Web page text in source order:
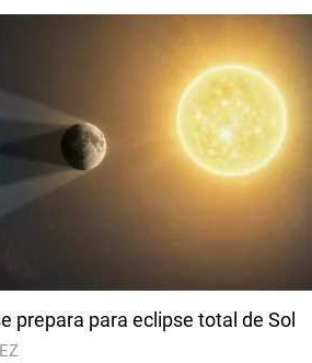
prepara para eclipse total de Sol